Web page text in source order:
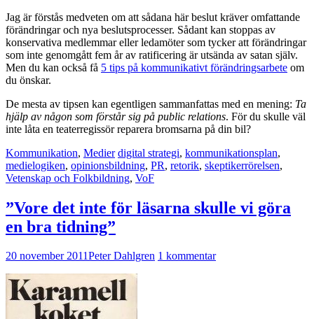
Jag är förstås medveten om att sådana här beslut kräver omfattande
förändringar och nya beslutsprocesser. Sådant kan stoppas av
konservativa medlemmar eller ledamöter som tycker att förändringar
som inte genomgått fem år av ratificering är utsända av satan själv.
Men du kan också få 5 tips på kommunikativt förändringsarbete om
du önskar.
De mesta av tipsen kan egentligen sammanfattas med en mening: Ta
hjälp av någon som förstår sig på public relations. För du skulle väl
inte låta en teaterregissör reparera bromsarna på din bil?
Kommunikation, Medier digital strategi, kommunikationsplan,
medielogiken, opinionsbildning, PR, retorik, skeptikerrörelsen,
Vetenskap och Folkbildning, VoF
”Vore det inte för läsarna skulle vi göra
en bra tidning”
20 november 2011Peter Dahlgren 1 kommentar